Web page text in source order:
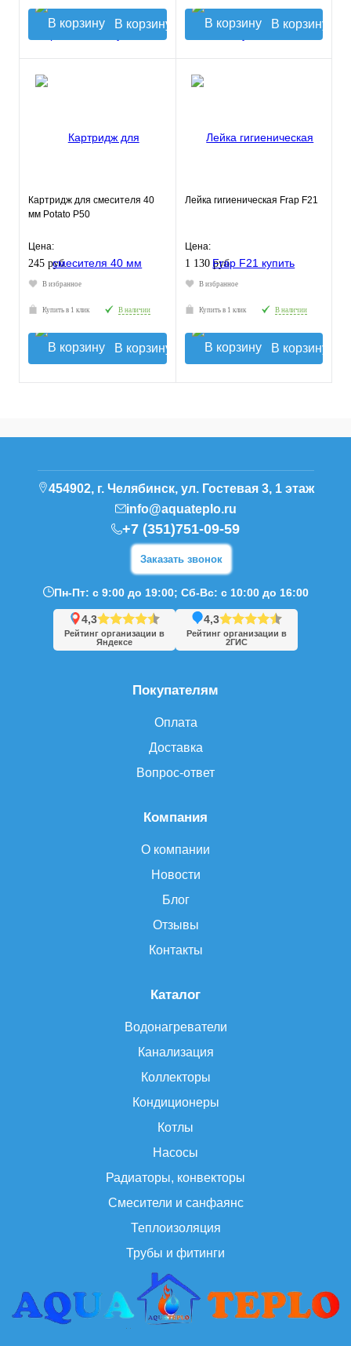
В корзину В корзину
Картридж для смесителя 40
мм Potato Р50
Цена:
245 руб.
В избранное
Купить в 1 клик В наличии
В корзину
Лейка гигиеническая Frap F21
Цена:
1 130 руб.
В избранное
Купить в 1 клик В наличии
В корзину
Каталог
Водонагреватели
Канализация
Коллекторы
Кондиционеры
Котлы
Насосы
Радиаторы, конвекторы
Смесители и санфаянс
Теплоизоляция
Трубы и фитинги
Компания
О компании
Новости
Блог
Отзывы
Контакты
Покупателям
Оплата
Доставка
Вопрос-ответ
454902, г. Челябинск, ул. Гостевая 3, 1 этаж
info@aquateplo.ru
+7 (351)751-09-59
Заказать звонок
Пн-Пт: с 9:00 до 19:00; Сб-Вс: с 10:00 до 16:00
4,3
Рейтинг организации в
Яндексе
4,3
Рейтинг организации в
2ГИС